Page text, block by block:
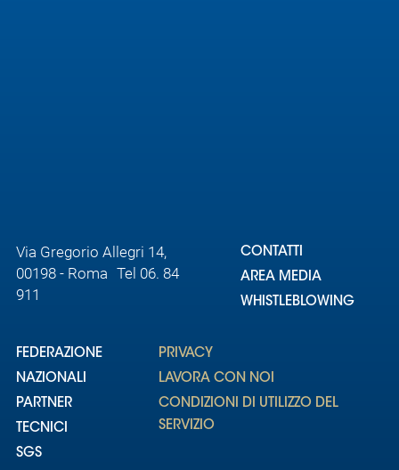
Via Gregorio Allegri 14,
00198 - Roma Tel 06. 84
911
CONTATTI
AREA MEDIA
WHISTLEBLOWING
FEDERAZIONE
NAZIONALI
PARTNER
TECNICI
SGS
PRIVACY
LAVORA CON NOI
CONDIZIONI DI UTILIZZO DEL
SERVIZIO